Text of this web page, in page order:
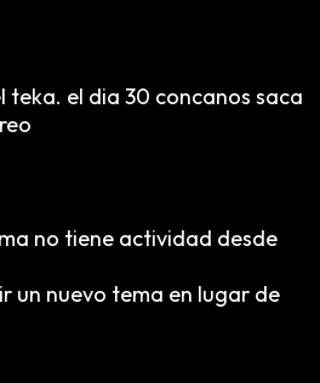
teka. el dia 30 concanos saca
no tiene actividad desde
un nuevo tema en lugar de